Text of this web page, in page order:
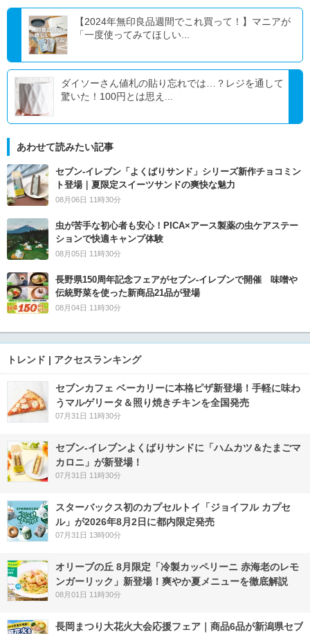
【2024年無印良品週間でこれ買って！】マニアが
「一度使ってみてほしい...
ダイソーさん値札の貼り忘れでは…？レジを通して
驚いた！100円とは思え...
あわせて読みたい記事
セブン‐イレブン「よくばりサンド」シリーズ新作チョコミン
ト登場｜夏限定スイーツサンドの爽快な魅力
08月06日 11時30分
虫が苦手な初心者も安心！PICA×アース製薬の虫ケアステー
ションで快適キャンプ体験
08月05日 11時30分
長野県150周年記念フェアがセブン-イレブンで開催 味噌や
伝統野菜を使った新商品21品が登場
08月04日 11時30分
トレンド | アクセスランキング
セブンカフェ ベーカリーに本格ピザ新登場！手軽に味わ
うマルゲリータ＆照り焼きチキンを全国発売
07月31日 11時30分
セブン‐イレブンよくばりサンドに「ハムカツ＆たまごマ
カロニ」が新登場！
07月31日 11時30分
スターバックス初のカプセルトイ「ジョイフル カプセ
ル」が2026年8月2日に都内限定発売
07月31日 13時00分
オリーブの丘 8月限定「冷製カッペリーニ 赤海老のレモ
ンガーリック」新登場！爽やか夏メニューを徹底解説
08月01日 11時30分
長岡まつり大花火大会応援フェア｜商品6品が新潟県セブ